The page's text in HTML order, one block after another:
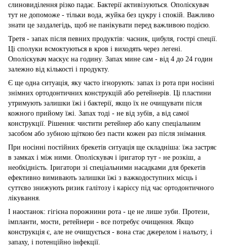
слиновиділення різко падає. Бактерії активізуються. Ополіскувач
тут не допоможе - тільки вода, жуйка без цукру і спокій. Важливо
знати це заздалегідь, щоб не панікувати перед важливою подією.
Третя - запах після певних продуктів: часник, цибуля, гострі спеції.
Ці сполуки всмоктуються в кров і виходять через легені.
Ополіскувач маскує на годину. Запах мине сам - від 4 до 24 годин
залежно від кількості і продукту.
Є ще одна ситуація, яку часто ігнорують: запах із рота при носінні
знімних ортодонтичних конструкцій або ретейнерів. Ці пластини
утримують залишки їжі і бактерії, якщо їх не очищувати після
кожного прийому їжі. Запах тоді - не від зубів, а від самої
конструкції. Рішення: чистити ретейнер або капу спеціальним
засобом або зубною щіткою без пасти кожен раз після знімання.
При носінні постійних брекетів ситуація ще складніша: їжа застряє
в замках і між ними. Ополіскувач і іригатор тут - не розкіш, а
необхідність. Іригатори зі спеціальними насадками для брекетів
ефективно вимивають залишки їжі з важкодоступних місць і
суттєво знижують ризик галітозу і карієсу під час ортодонтичного
лікування.
І наостанок: гігієна порожнини рота - це не лише зуби. Протези,
імпланти, мости, ретейнери - все потребує очищення. Якщо
конструкція є, але не очищується - вона стає джерелом і нальоту, і
запаху, і потенційно інфекції.